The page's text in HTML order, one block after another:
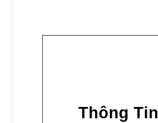
Thông Tin